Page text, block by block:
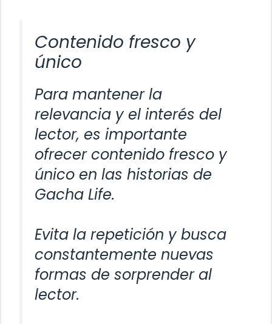
Contenido fresco y
único
Para mantener la
relevancia y el interés del
lector, es importante
ofrecer contenido fresco y
único en las historias de
Gacha Life.
Evita la repetición y busca
constantemente nuevas
formas de sorprender al
lector.